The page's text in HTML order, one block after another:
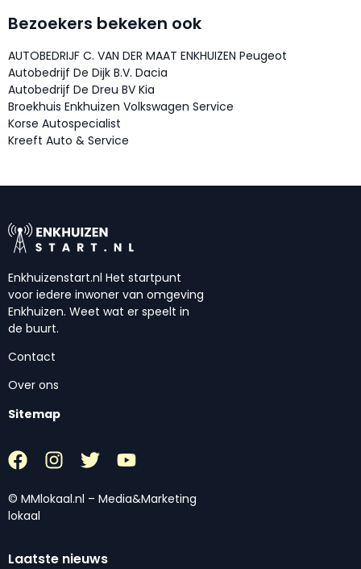
Bezoekers bekeken ook
AUTOBEDRIJF C. VAN DER MAAT ENKHUIZEN Peugeot
Autobedrijf De Dijk B.V. Dacia
Autobedrijf De Dreu BV Kia
Broekhuis Enkhuizen Volkswagen Service
Korse Autospecialist
Kreeft Auto & Service
Enkhuizenstart.nl Het startpunt
voor iedere inwoner van omgeving
Enkhuizen. Weet wat er speelt in
de buurt.
Contact
Over ons
Sitemap
© MMlokaal.nl – Media&Marketing
lokaal
Laatste nieuws